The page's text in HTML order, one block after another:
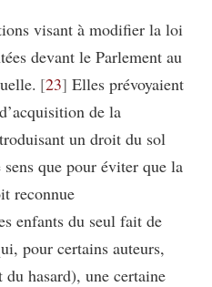
visant à modifier la loi
devant le Parlement au
23 Elles prévoyaient
de la
un droit du sol
sens que pour éviter que la
reconnue
enfants du seul fait de
pour certains auteurs,
hasard), une certaine